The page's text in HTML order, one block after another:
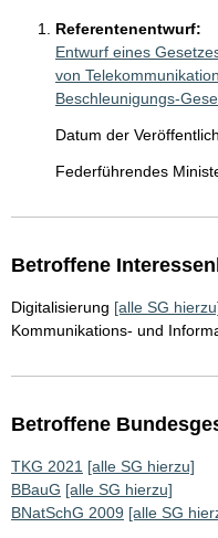
Referentenentwurf:
Entwurf eines
von
Beschleunigungs-
Datum der
Federführendes
Betroffene
Digitalisierung [alle SG
Kommunikations- und
Betroffene
TKG 2021 [alle SG hierzu]
BBauG [alle SG hierzu]
BNatSchG 2009 [alle SG